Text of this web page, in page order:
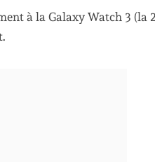
à la Galaxy Watch 3 (la